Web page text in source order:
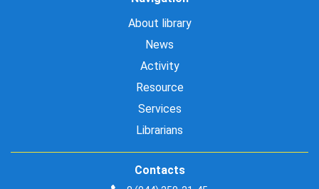
About library
News
Activity
Resource
Services
Librarians
Contacts